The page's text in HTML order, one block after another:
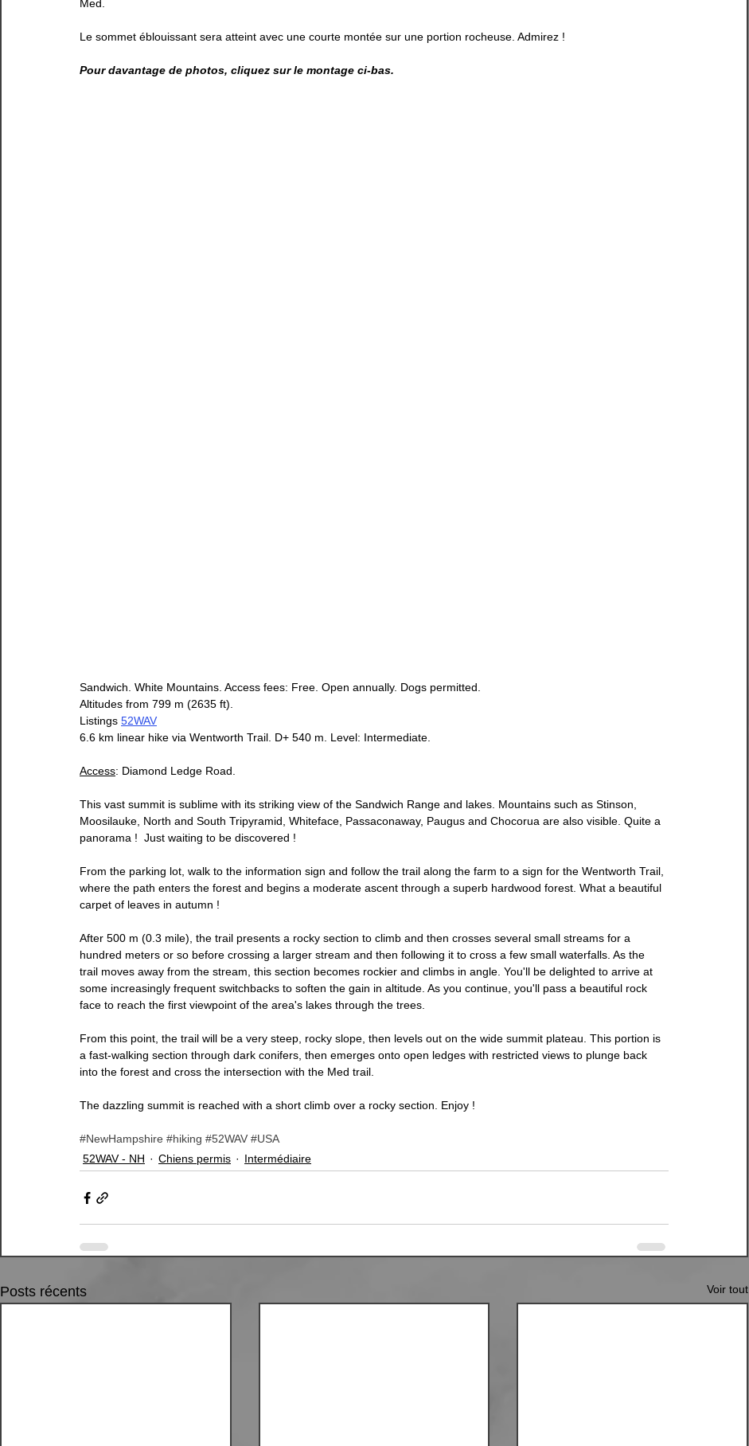
Med.
Le sommet éblouissant sera atteint avec une courte montée sur une portion rocheuse. Admirez !
Pour davantage de photos, cliquez sur le montage ci-bas.
Sandwich. White Mountains. Access fees: Free. Open annually. Dogs permitted.
Altitudes from 799 m (2635 ft).
Listings 52WAV
6.6 km linear hike via Wentworth Trail. D+ 540 m. Level: Intermediate.
Access: Diamond Ledge Road.
This vast summit is sublime with its striking view of the Sandwich Range and lakes. Mountains such as Stinson,
Moosilauke, North and South Tripyramid, Whiteface, Passaconaway, Paugus and Chocorua are also visible. Quite a
panorama !  Just waiting to be discovered !
From the parking lot, walk to the information sign and follow the trail along the farm to a sign for the Wentworth Trail,
where the path enters the forest and begins a moderate ascent through a superb hardwood forest. What a beautiful
carpet of leaves in autumn !
After 500 m (0.3 mile), the trail presents a rocky section to climb and then crosses several small streams for a
hundred meters or so before crossing a larger stream and then following it to cross a few small waterfalls. As the
trail moves away from the stream, this section becomes rockier and climbs in angle. You'll be delighted to arrive at
some increasingly frequent switchbacks to soften the gain in altitude. As you continue, you'll pass a beautiful rock
face to reach the first viewpoint of the area's lakes through the trees.
From this point, the trail will be a very steep, rocky slope, then levels out on the wide summit plateau. This portion is
a fast-walking section through dark conifers, then emerges onto open ledges with restricted views to plunge back
into the forest and cross the intersection with the Med trail.
The dazzling summit is reached with a short climb over a rocky section. Enjoy !
#NewHampshire #hiking #52WAV #USA
52WAV - NH
Chiens permis Intermédiaire
Posts récents Voir tout